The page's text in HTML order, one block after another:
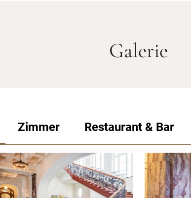
Galerie
Zimmer Restaurant & Bar